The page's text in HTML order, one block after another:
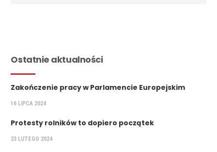
Ostatnie aktualności
Zakończenie pracy w Parlamencie Europejskim
16 LIPCA 2024
Protesty rolników to dopiero początek
23 LUTEGO 2024